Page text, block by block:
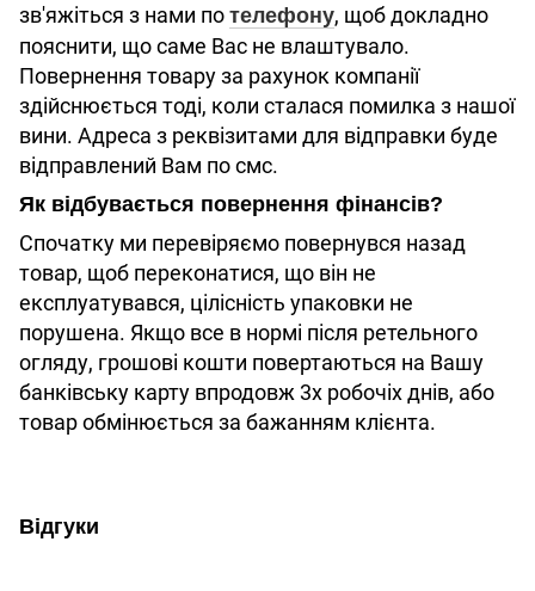
зв'яжіться з нами по телефону, щоб докладно
пояснити, що саме Вас не влаштувало.
Повернення товару за рахунок компанії
здійснюється тоді, коли сталася помилка з нашої
вини. Адреса з реквізитами для відправки буде
відправлений Вам по смс.
Як відбувається повернення фінансів?
Спочатку ми перевіряємо повернувся назад
товар, щоб переконатися, що він не
експлуатувався, цілісність упаковки не
порушена. Якщо все в нормі після ретельного
огляду, грошові кошти повертаються на Вашу
банківську карту впродовж 3х робочіх днів, або
товар обмінюється за бажанням клієнта.
Відгуки